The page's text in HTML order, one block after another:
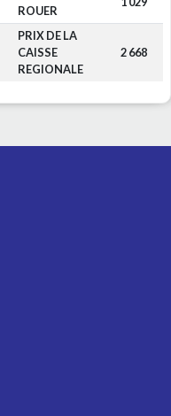
ROUER
PRIX DE LA
CAISSE
REGIONALE
2 668